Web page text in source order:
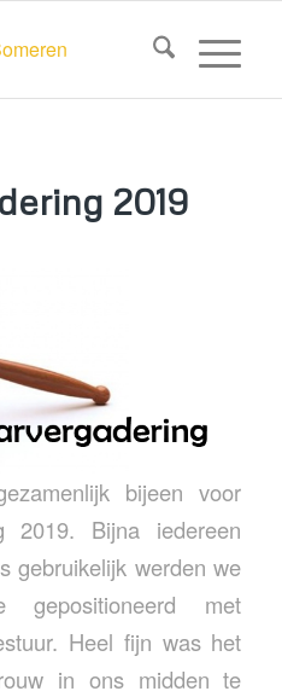
2019
bijeen voor
2019. Bijna iedereen
gebruikelijk werden we
gepositioneerd met
Heel fijn was het
in ons midden te